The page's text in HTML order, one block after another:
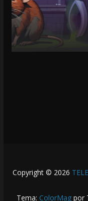
LOCALES
TOP TEN
7 agosto, 2026
Copyright © 2026
Tema: ColorMag por